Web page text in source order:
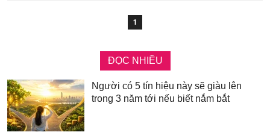
1
ĐỌC NHIỀU
Người có 5 tín hiệu này sẽ giàu lên
trong 3 năm tới nếu biết nắm bắt